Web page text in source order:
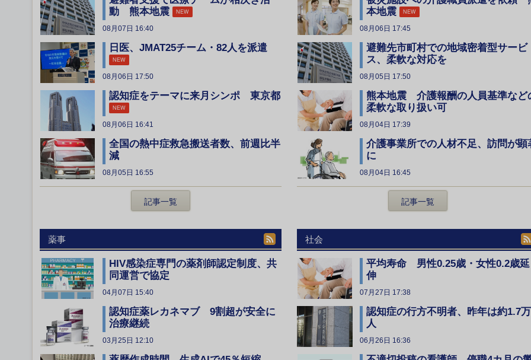
動 熊本地震
NEW
08月07日 16:40
日医、JMAT25チーム・82人を派遣
NEW
08月06日 17:50
認知症をテーマに来月シンポ 東京都
NEW
08月06日 16:41
全国の熱中症救急搬送者数、前週比半
減
08月05日 16:55
記事一覧
本地震
NEW
08月06日 17:45
避難先市町村での地域密着型サービ
ス、柔軟な対応を
08月05日 17:50
熊本地震 介護報酬の人員基準など
柔軟な取り扱い可
08月04日 17:39
介護事業所での人材不足、訪問が顕
に
08月04日 16:45
記事一覧
薬事
HIV感染症専門の薬剤師認定制度、共
同運営で協定
04月07日 15:40
認知症薬レカネマブ 9割超が安全に
治療継続
03月25日 12:10
社会
平均寿命 男性0.25歳・女性0.2歳延
伸
07月27日 17:38
認知症の行方不明者、昨年は約1.7万
人
06月26日 16:36